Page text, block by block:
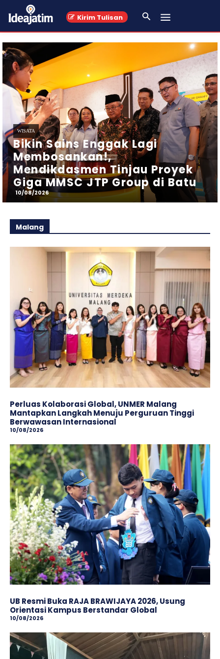
Kirim Tulisan
LIFESTYLE
Juara 3 MLBB Esports Kapolri
Cup 2026, Modal Atlet Kota
Batu Tatap Kejurprov dan
Porprov
10/08/2026
Malang
Perluas Kolaborasi Global, UNMER Malang
Mantapkan Langkah Menuju Perguruan Tinggi
Berwawasan Internasional
10/08/2026
​UB Resmi Buka RAJA BRAWIJAYA 2026, Usung
Orientasi Kampus Berstandar Global
10/08/2026